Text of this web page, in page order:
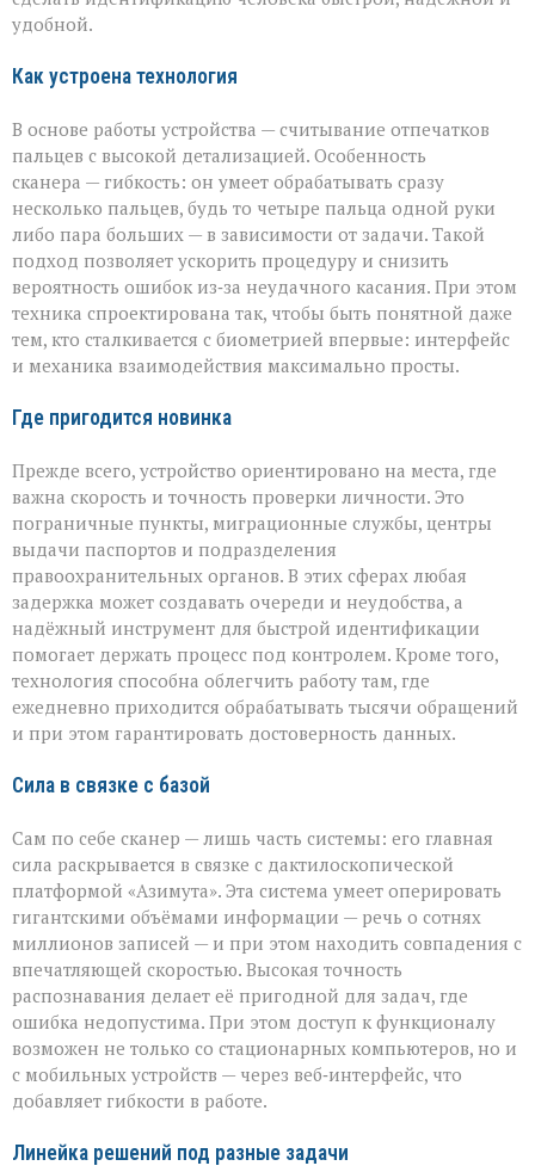
«Азимута»
удобной.
Как устроена технология
В основе работы устройства — считывание отпечатков
пальцев с высокой детализацией. Особенность
сканера — гибкость: он умеет обрабатывать сразу
несколько пальцев, будь то четыре пальца одной руки
либо пара больших — в зависимости от задачи. Такой
подход позволяет ускорить процедуру и снизить
вероятность ошибок из‑за неудачного касания. При этом
техника спроектирована так, чтобы быть понятной даже
тем, кто сталкивается с биометрией впервые: интерфейс
и механика взаимодействия максимально просты.
Где пригодится новинка
Прежде всего, устройство ориентировано на места, где
важна скорость и точность проверки личности. Это
пограничные пункты, миграционные службы, центры
выдачи паспортов и подразделения
правоохранительных органов. В этих сферах любая
задержка может создавать очереди и неудобства, а
надёжный инструмент для быстрой идентификации
помогает держать процесс под контролем. Кроме того,
технология способна облегчить работу там, где
ежедневно приходится обрабатывать тысячи обращений
и при этом гарантировать достоверность данных.
Сила в связке с базой
Сам по себе сканер — лишь часть системы: его главная
сила раскрывается в связке с дактилоскопической
платформой «Азимута». Эта система умеет оперировать
гигантскими объёмами информации — речь о сотнях
миллионов записей — и при этом находить совпадения с
впечатляющей скоростью. Высокая точность
распознавания делает её пригодной для задач, где
ошибка недопустима. При этом доступ к функционалу
возможен не только со стационарных компьютеров, но и
с мобильных устройств — через веб‑интерфейс, что
добавляет гибкости в работе.
Линейка решений под разные задачи